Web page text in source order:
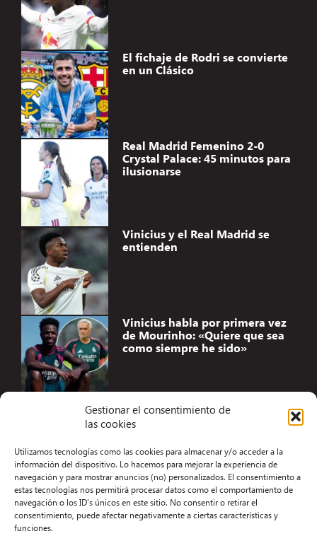
Gestionar el consentimiento de
las cookies
Utilizamos tecnologías como las cookies para almacenar y/o acceder a la
información del dispositivo. Lo hacemos para mejorar la experiencia de
navegación y para mostrar anuncios (no) personalizados. El consentimiento a
estas tecnologías nos permitirá procesar datos como el comportamiento de
navegación o los ID's únicos en este sitio. No consentir o retirar el
consentimiento, puede afectar negativamente a ciertas características y
funciones.
El fichaje de Rodri se convierte
en un Clásico
Real Madrid Femenino 2-0
Crystal Palace: 45 minutos para
ilusionarse
Vinicius y el Real Madrid se
entienden
Vinicius habla por primera vez
de Mourinho: «Quiere que sea
como siempre he sido»
Aviso Legal
Términos y condiciones
Política de privacidad